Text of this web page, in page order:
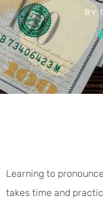
BY
Learning to
takes time and